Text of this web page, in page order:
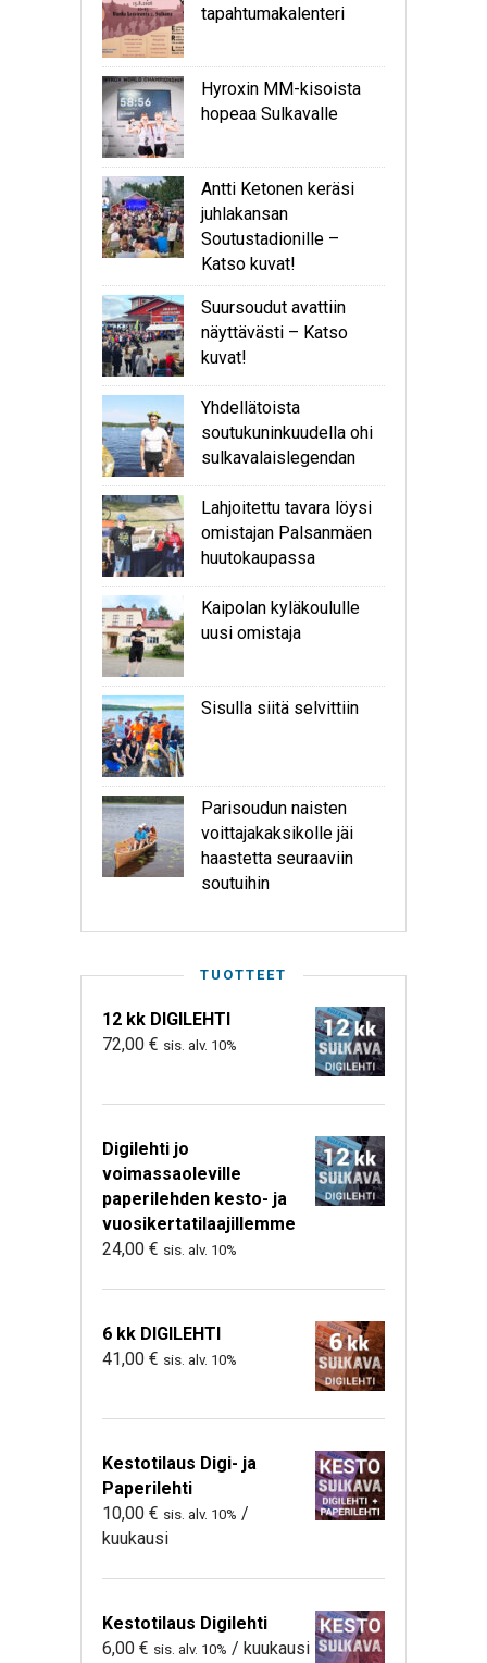
tapahtumakalenteri
Hyroxin MM-kisoista
hopeaa Sulkavalle
Antti Ketonen keräsi
juhlakansan
Soutustadionille –
Katso kuvat!
Suursoudut avattiin
näyttävästi – Katso
kuvat!
Yhdellätoista
soutukuninkuudella ohi
sulkavalaislegendan
Lahjoitettu tavara löysi
omistajan Palsanmäen
huutokaupassa
Kaipolan kyläkoululle
uusi omistaja
Sisulla siitä selvittiin
Parisoudun naisten
voittajakaksikolle jäi
haastetta seuraaviin
soutuihin
TUOTTEET
12 kk DIGILEHTI
72,00 € sis. alv. 10%
Digilehti jo
voimassaoleville
paperilehden kesto- ja
vuosikertatilaajillemme
24,00 € sis. alv. 10%
6 kk DIGILEHTI
41,00 € sis. alv. 10%
Kestotilaus Digi- ja
Paperilehti
10,00 € sis. alv. 10% /
kuukausi
Kestotilaus Digilehti
6,00 € sis. alv. 10% / kuukausi